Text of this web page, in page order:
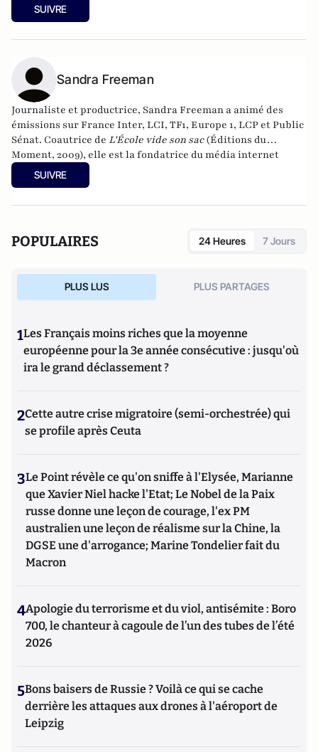
elle est notamment l'autrice de
histoire(Archipoche, 2008), et de
SUIVRE
Sandra Freeman
Journaliste et productrice, Sandra Freeman a animé des
émissions sur France Inter, LCI, TF1, Europe 1, LCP et Public
Sénat. Coautrice de L'École vide son sac(Éditions du
Moment, 2009), elle est la fondatrice du média internet
MatriochK.
SUIVRE
POPULAIRES 24 Heures 7 Jours
PLUS LUS PLUS PARTAGES
1Les Français moins riches que la moyenne
européenne pour la 3e année consécutive : jusqu'où
ira le grand déclassement ?
2Cette autre crise migratoire (semi-orchestrée) qui
se profile après Ceuta
3Le Point révèle ce qu'on sniffe à l'Elysée, Marianne
que Xavier Niel hacke l'Etat; Le Nobel de la Paix
russe donne une leçon de courage, l'ex PM
australien une leçon de réalisme sur la Chine, la
DGSE une d'arrogance; Marine Tondelier fait du
Macron
4Apologie du terrorisme et du viol, antisémite : Boro
700, le chanteur à cagoule de l’un des tubes de l’été
2026
5Bons baisers de Russie ? Voilà ce qui se cache
derrière les attaques aux drones à l'aéroport de
Leipzig